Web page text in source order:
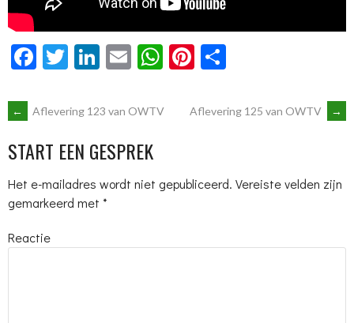
Facebook
Twitter
LinkedIn
EmailWhatsApp
Pinterest
BERICHTNAVIGATIE
← Aflevering 123 van OWTV Aflevering 125 van OWTV →
START EEN GESPREK
Het e-mailadres wordt niet gepubliceerd. Vereiste velden zijn
gemarkeerd met *
Reactie